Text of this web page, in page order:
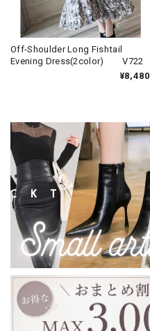
Off-Shoulder Long Fishtail
Evening Dress(2color) V722
¥8,480